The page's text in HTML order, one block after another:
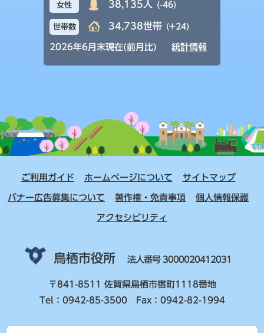
女性 38,135人 (-46)
世帯数 34,738世帯 (+24)
2026年6月末現在(前月比) 統計情報
ご利用ガイド ホームページについて サイトマップ
バナー広告募集について 著作権・免責事項 個人情報保護
アクセシビリティ
鳥栖市役所 法人番号 3000020412031
〒841-8511 佐賀県鳥栖市宿町1118番地
Tel：0942-85-3500 Fax：0942-82-1994